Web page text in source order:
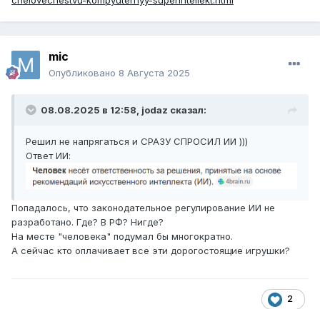
mic
Опубликовано 8 Августа 2025
08.08.2025 в 12:58, jodaz сказал:
Решил не напрягаться и СРАЗУ СПРОСИЛ ИИ )))
Ответ ИИ:
Попадалось, что законодательное регулирование ИИ не
разработано. Где? В РФ? Нигде?
На месте "человека" подумал бы многократно.
А сейчас кто оплачивает все эти дорогостоящие игрушки?
2